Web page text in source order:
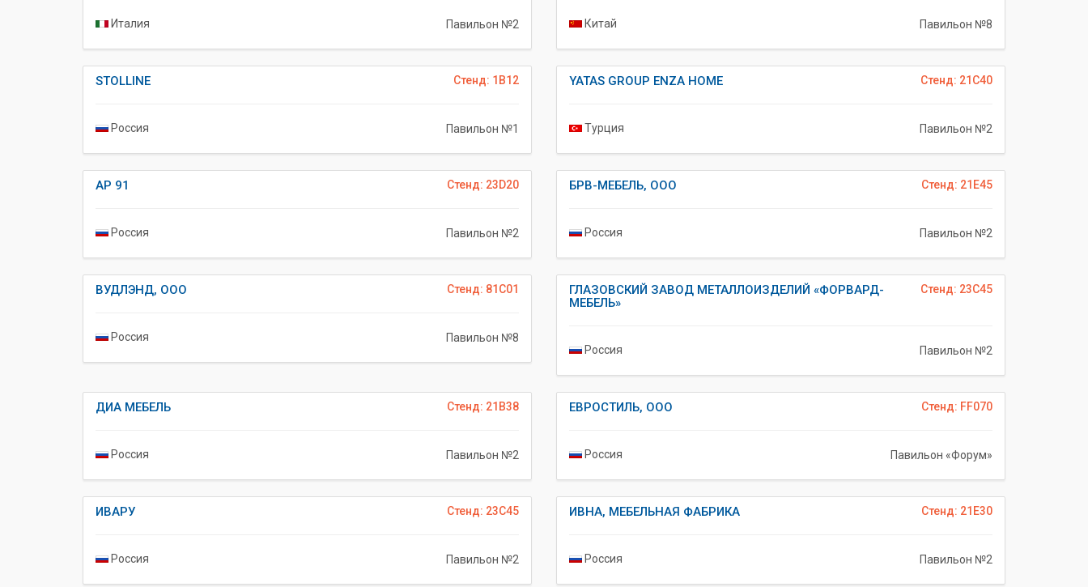
Италия Павильон №2 Китай Павильон №8
Стенд: 1B12
STOLLINE
Россия Павильон №1
Стенд: 21C40
YATAS GROUP ENZA HOME
Турция Павильон №2
Стенд: 23D20
AP 91
Россия Павильон №2
Стенд: 21E45
БРВ-МЕБЕЛЬ, ООО
Россия Павильон №2
Стенд: 81C01
ВУДЛЭНД, ООО
Россия Павильон №8
Стенд: 23C45
ГЛАЗОВСКИЙ ЗАВОД МЕТАЛЛОИЗДЕЛИЙ «ФОРВАРД-
МЕБЕЛЬ»
Россия Павильон №2
Стенд: 21B38
ДИА МЕБЕЛЬ
Россия Павильон №2
Стенд: FF070
ЕВРОСТИЛЬ, ООО
Россия Павильон «Форум»
Стенд: 23C45
ИВАРУ
Россия Павильон №2
Стенд: 21E30
ИВНА, МЕБЕЛЬНАЯ ФАБРИКА
Россия Павильон №2